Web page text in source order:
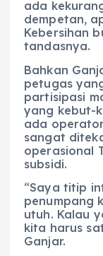
ada
dempetan,
Kebersihan
tandasnya.
Bahkan
petugas
partisipasi
yang kebut-
ada
sangat
operasional
subsidi.
“Saya titip
penumpang
utuh. Kalau
kita harus
Ganjar.